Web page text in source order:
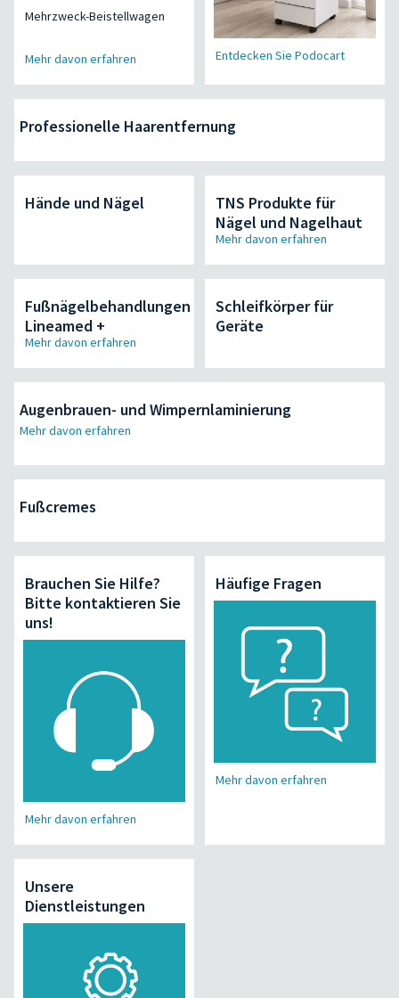
Mehrzweck-Beistellwagen
Mehr davon erfahren Entdecken Sie Podocart
Professionelle Haarentfernung
Hände und Nägel
TNS Produkte für
Nägel und Nagelhaut
Mehr davon erfahren
Fußnägelbehandlungen
Lineamed +
Mehr davon erfahren
Schleifkörper für
Geräte
Augenbrauen- und Wimpernlaminierung
Mehr davon erfahren
Fußcremes
Brauchen Sie Hilfe?
Bitte kontaktieren Sie
uns!
Mehr davon erfahren
Häufige Fragen
Mehr davon erfahren
Unsere
Dienstleistungen